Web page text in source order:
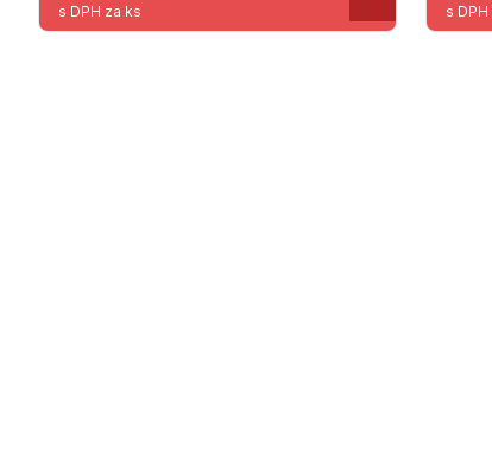
s DPH za ks s